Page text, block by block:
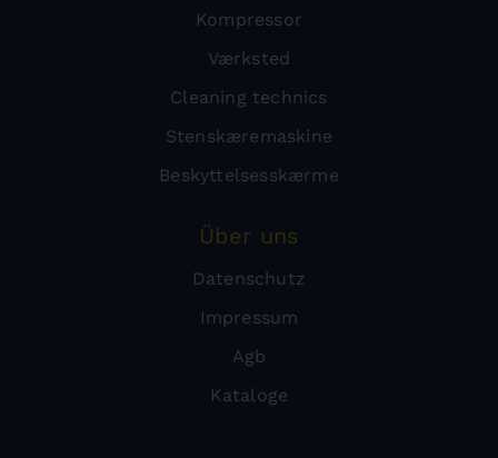
Kompressor
Værksted
Cleaning technics
Stenskæremaskine
Beskyttelsesskærme
Über uns
Datenschutz
Impressum
Agb
Kataloge